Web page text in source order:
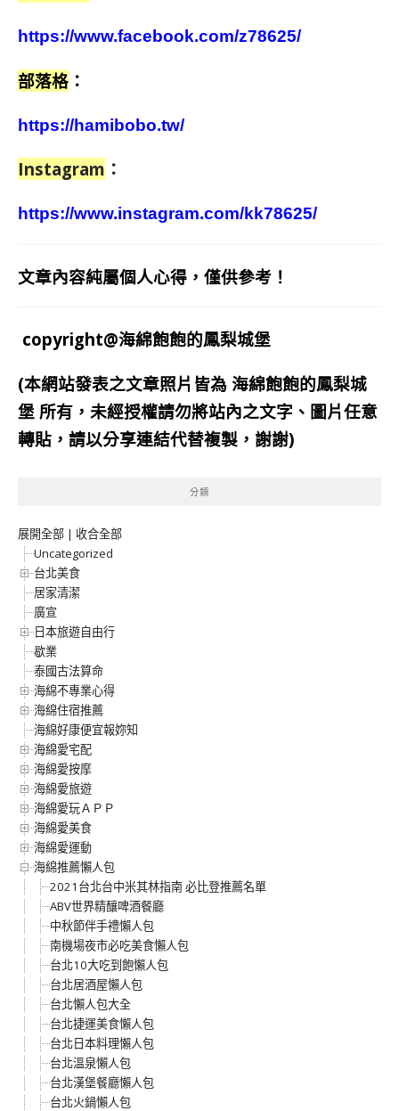
https://www.facebook.com/z78625/
部落格 ：
https://hamibobo.tw/
Instagram ：
https://www.instagram.com/kk78625/
文章內容純屬個人心得，僅供參考！
copyright@海綿飽飽的鳳梨城堡
(本網站發表之文章照片皆為 海綿飽飽的鳳梨城
堡 所有，未經授權請勿將站內之文字、圖片任意
轉貼，請以分享連結代替複製，謝謝)
分類
展開全部 | 收合全部
Uncategorized
台北美食
居家清潔
廣宣
日本旅遊自由行
歇業
泰國古法算命
海綿不專業心得
海綿住宿推薦
海綿好康便宜報妳知
海綿愛宅配
海綿愛按摩
海綿愛旅遊
海綿愛玩ＡＰＰ
海綿愛美食
海綿愛運動
海綿推薦懶人包
2021台北台中米其林指南 必比登推薦名單
ABV世界精釀啤酒餐廳
中秋節伴手禮懶人包
南機場夜市必吃美食懶人包
台北10大吃到飽懶人包
台北居酒屋懶人包
台北懶人包大全
台北捷運美食懶人包
台北日本料理懶人包
台北溫泉懶人包
台北漢堡餐廳懶人包
台北火鍋懶人包